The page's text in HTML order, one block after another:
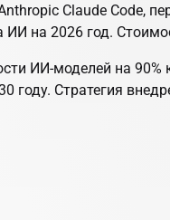
Claude Code,
на 2026 год.
ИИ-моделей на
году. Стратегия